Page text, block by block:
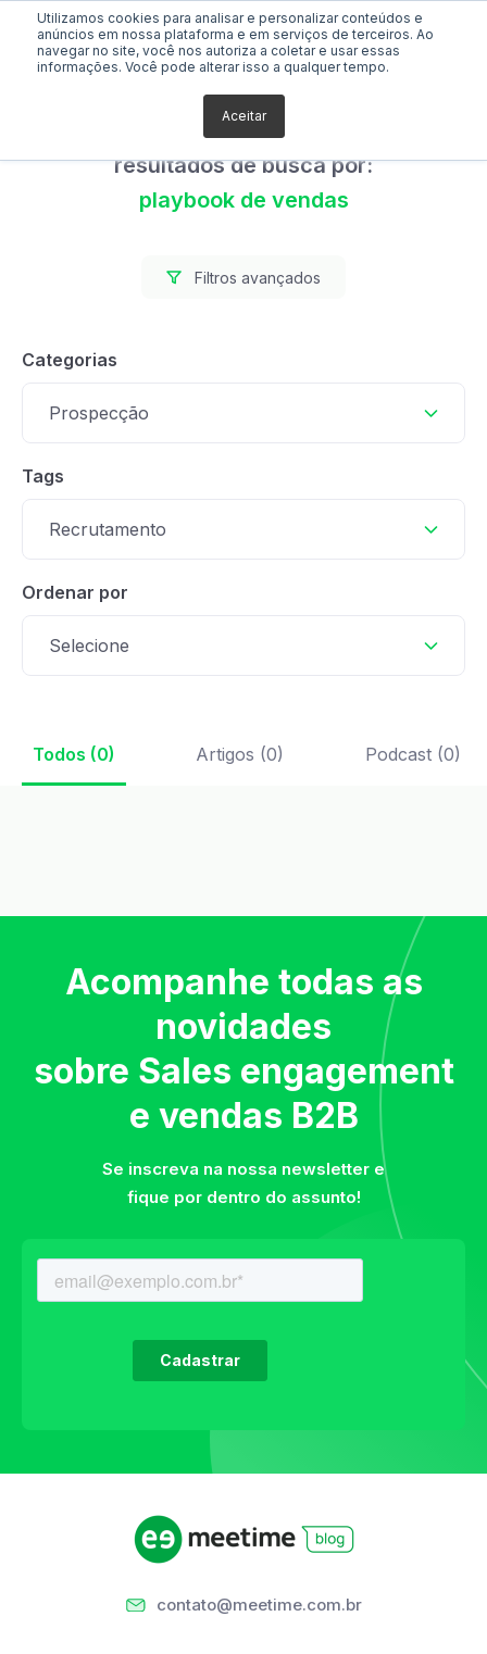
Utilizamos cookies para analisar e personalizar conteúdos e
anúncios em nossa plataforma e em serviços de terceiros. Ao
navegar no site, você nos autoriza a coletar e usar essas
informações. Você pode alterar isso a qualquer tempo.
Aceitar
Foram encontrados 0
resultados de busca por:
playbook de vendas
Filtros avançados
Categorias
Prospecção
Tags
Recrutamento
Ordenar por
Selecione
Todos (0) Artigos (0) Podcast (0)
Acompanhe todas as
novidades
sobre Sales engagement
e vendas B2B
Se inscreva na nossa newsletter e
fique por dentro do assunto!
contato@meetime.com.br